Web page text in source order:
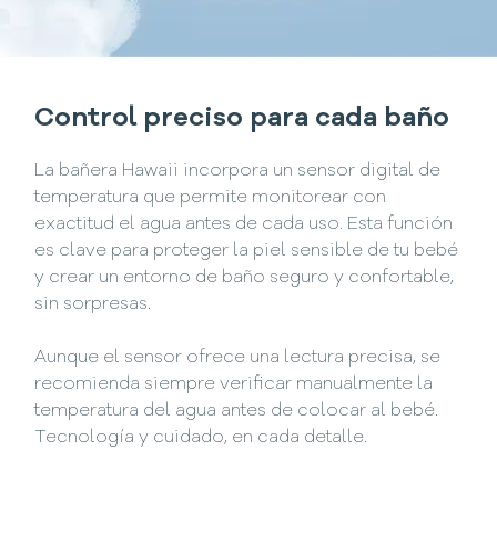
Control preciso para cada baño
La bañera Hawaii incorpora un sensor digital de
temperatura que permite monitorear con
exactitud el agua antes de cada uso. Esta función
es clave para proteger la piel sensible de tu bebé
y crear un entorno de baño seguro y confortable,
sin sorpresas.
Aunque el sensor ofrece una lectura precisa, se
recomienda siempre verificar manualmente la
temperatura del agua antes de colocar al bebé.
Tecnología y cuidado, en cada detalle.